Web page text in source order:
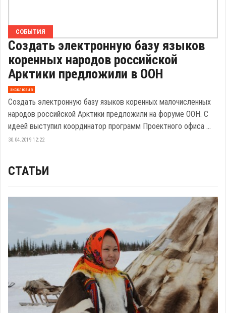
СОБЫТИЯ
Создать электронную базу языков
коренных народов российской
Арктики предложили в ООН
эксклюзив
Создать электронную базу языков коренных малочисленных
народов российской Арктики предложили на форуме ООН. С
идеей выступил координатор программ Проектного офиса ...
30.04.2019 12:22
СТАТЬИ